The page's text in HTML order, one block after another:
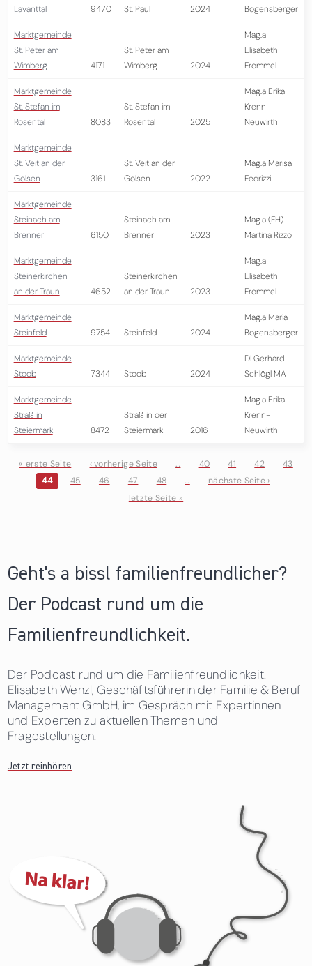
Lavanttal 9470 St. Paul 2024 Bogensberger
Marktgemeinde
St. Peter am
Wimberg
4171
St. Peter am
Wimberg
2024
Mag.a
Elisabeth
Frommel
Marktgemeinde
St. Stefan im
Rosental
8083
St. Stefan im
Rosental
2025
Mag.a Erika
Krenn-
Neuwirth
Marktgemeinde
St. Veit an der
Gölsen
3161
St. Veit an der
Gölsen
2022
Mag.a Marisa
Fedrizzi
Marktgemeinde
Steinach am
Brenner
6150
Steinach am
Brenner
2023
Mag.a (FH)
Martina Rizzo
Marktgemeinde
Steinerkirchen
an der Traun
4652
Steinerkirchen
an der Traun
2023
Mag.a
Elisabeth
Frommel
Marktgemeinde
Steinfeld
9754 Steinfeld 2024
Mag.a Maria
Bogensberger
Marktgemeinde
Stoob
7344 Stoob 2024
DI Gerhard
Schlögl MA
Marktgemeinde
Straß in
Steiermark
8472
Straß in der
Steiermark
2016
Mag.a Erika
Krenn-
Neuwirth
Seiten
« erste Seite ‹ vorherige Seite … 40 41 42
43
44
45 46 47 48 …
nächste Seite ›
letzte Seite »
Geht's a bissl familienfreundlicher?
Der Podcast rund um die
Familienfreundlichkeit.
Der Podcast rund um die Familienfreundlichkeit.
Elisabeth Wenzl, Geschäftsführerin der Familie & Beruf
Management GmbH, im Gespräch mit Expertinnen
und Experten zu aktuellen Themen und
Fragestellungen.
Jetzt reinhören